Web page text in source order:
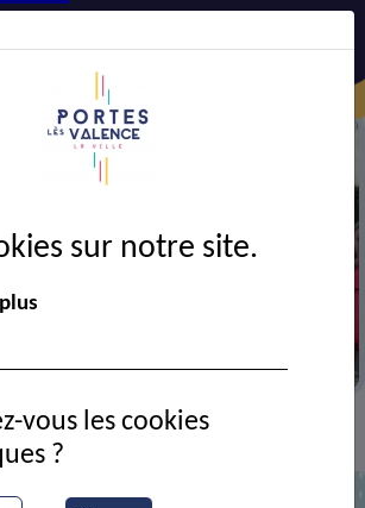
> Ressources documentaires
l'école F. Léger
sur notre site.
vous les cookies
?